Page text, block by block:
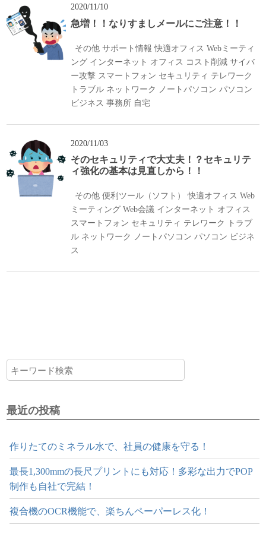
2020/11/10
急増！！なりすましメールにご注意！！
その他 サポート情報 快適オフィス Webミーティ
ング インターネット オフィス コスト削減 サイバ
ー攻撃 スマートフォン セキュリティ テレワーク
トラブル ネットワーク ノートパソコン パソコン
ビジネス 事務所 自宅
2020/11/03
そのセキュリティで大丈夫！？セキュリテ
ィ強化の基本は見直しから！！
その他 便利ツール（ソフト） 快適オフィス Web
ミーティング Web会議 インターネット オフィス
スマートフォン セキュリティ テレワーク
トラブ
ル ネットワーク ノートパソコン パソコン ビジネ
ス
最近の投稿
作りたてのミネラル水で、社員の健康を守る！
最長1,300mmの長尺プリントにも対応！多彩な出力でPOP
制作も自社で完結！
複合機のOCR機能で、楽ちんペーパーレス化！